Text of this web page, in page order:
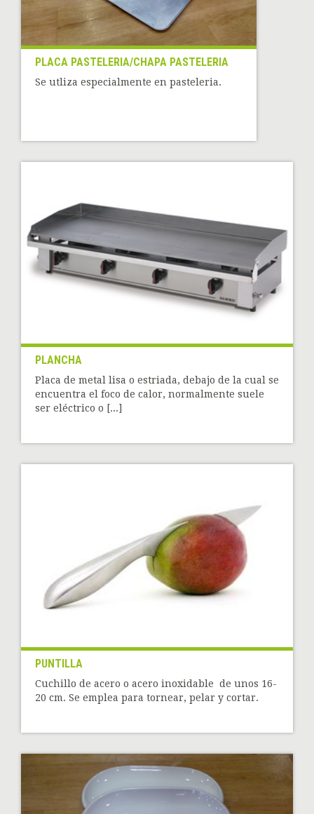
PLACA PASTELERIA/CHAPA PASTELERIA
Se utliza especialmente en pasteleria.
PLANCHA
Placa de metal lisa o estriada, debajo de la cual se
encuentra el foco de calor, normalmente suele
ser eléctrico o [...]
PUNTILLA
Cuchillo de acero o acero inoxidable de unos 16-
20 cm. Se emplea para tornear, pelar y cortar.